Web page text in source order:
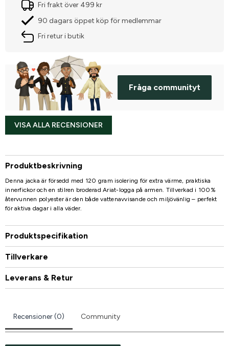
Fri frakt över 499 kr
90 dagars öppet köp för medlemmar
Fri retur i butik
Fråga communityt
VISA ALLA RECENSIONER
Produktbeskrivning
Denna jacka är försedd med 120 gram isolering för extra värme, praktiska
innerfickor och en stilren broderad Ariat-logga på armen. Tillverkad i 100%
återvunnen polyester är den både vattenavvisande och miljövänlig – perfekt
för aktiva dagar i alla väder.
Produktspecifikation
Tillverkare
Leverans & Retur
Recensioner (0) Community